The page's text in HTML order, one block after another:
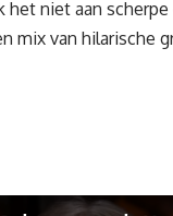
niet aan
mix van hilarische